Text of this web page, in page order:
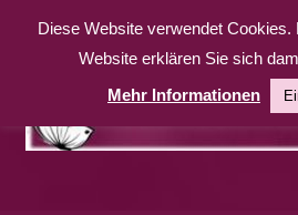
Inhalt
Diese Website verwendet Cookies.
Website erklären Sie sich
Mehr Informationen